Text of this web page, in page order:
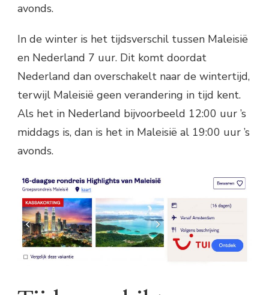
avonds.
In de winter is het tijdsverschil tussen Maleisië
en Nederland 7 uur. Dit komt doordat
Nederland dan overschakelt naar de wintertijd,
terwijl Maleisië geen verandering in tijd kent.
Als het in Nederland bijvoorbeeld 12:00 uur ’s
middags is, dan is het in Maleisië al 19:00 uur ’s
avonds.